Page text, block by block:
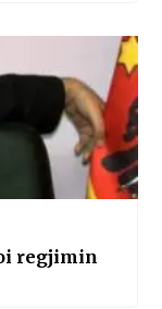
regjimin